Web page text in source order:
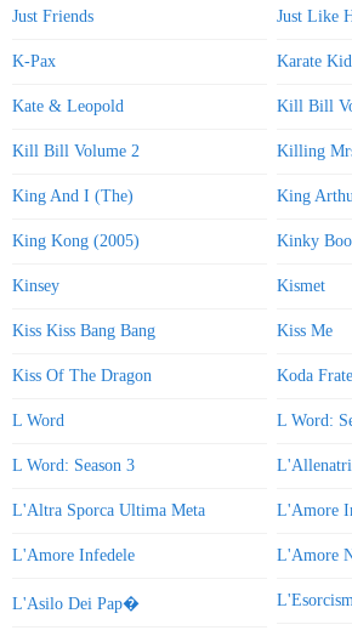
Just Friends Just Like
K-Pax Karate Kid
Kate & Leopold Kill Bill
Kill Bill Volume 2 Killing
King And I (The) King
King Kong (2005) Kinky
Kinsey Kismet
Kiss Kiss Bang Bang Kiss Me
Kiss Of The Dragon Koda
L Word L Word:
L Word: Season 3
L'Altra Sporca Ultima Meta L'Amore
L'Amore Infedele L'Amore
L'Asilo Dei Pap�